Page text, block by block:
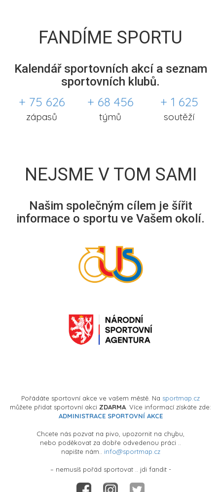
FANDÍME SPORTU
Kalendář sportovních akcí a seznam
sportovních klubů.
+ 75 626
zápasů
+ 68 456
týmů
+ 1 625
soutěží
NEJSME V TOM SAMI
Našim společným cílem je šířit
informace o sportu ve Vašem okolí.
Pořádáte sportovní akce ve vašem městě. Na sportmap.cz
můžete přidat sportovní akci ZDARMA . Více informací získáte zde:
ADMINISTRACE SPORTOVNÍ AKCE
Chcete nás pozvat na pivo, upozornit na chybu,
nebo poděkovat za dobře odvedenou práci ..
napište nám.. info@sportmap.cz
– nemusíš pořád sportovat .. jdi fandit -